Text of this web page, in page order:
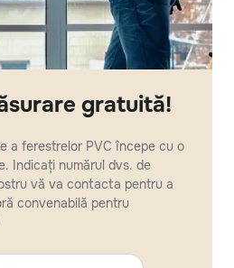
gratuită!
a ferestrelor PVC începe cu o
Indicați numărul dvs. de
vă va contacta pentru a
convenabilă pentru